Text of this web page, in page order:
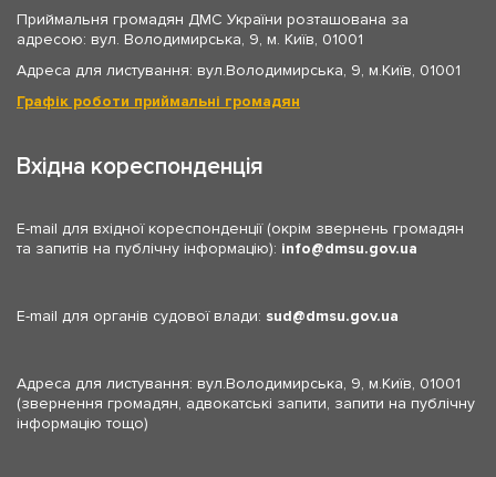
Приймальня громадян ДМС України розташована за
адресою: вул. Володимирська, 9, м. Київ, 01001
Адреса для листування: вул.Володимирська, 9, м.Київ, 01001
Графік роботи приймальні громадян
Вхідна кореспонденція
E-mail для вхідної кореспонденції (окрім звернень громадян
та запитів на публічну інформацію): info dmsu.gov.ua
E-mail для органів судової влади: sud dmsu.gov.ua
Адреса для листування: вул.Володимирська, 9, м.Київ, 01001
(звернення громадян, адвокатські запити, запити на публічну
інформацію тощо)